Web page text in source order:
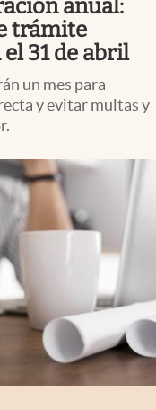
anual:
trámite
31 de abril
un mes para
y evitar multas y